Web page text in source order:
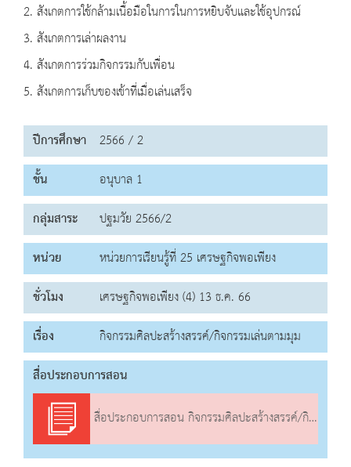
2. สังเกตการใช้กล้ามเนื้อมือในการในการหยิบจับและใช้อุปกรณ์
3. สังเกตการเล่าผลงาน
4. สังเกตการร่วมกิจกรรมกับเพื่อน
5. สังเกตการเก็บของเข้าที่เมื่อเล่นเสร็จ
ปีการศึกษา 2566 / 2
ชั้น
อนุบาล 1
กลุ่มสาระ
ปฐมวัย 2566/2
หน่วย
หน่วยการเรียนรู้ที่ 25 เศรษฐกิจพอเพียง
ชั่วโมง
เศรษฐกิจพอเพียง (4) 13 ธ.ค. 66
เรื่อง
กิจกรรมศิลปะสร้างสรรค์/กิจกรรมเล่นตามมุม
สื่อประกอบการสอน
สื่อประกอบการสอน กิจกรรมศิลปะสร้างสรรค์/กิจกรรมเล่นตามมุม